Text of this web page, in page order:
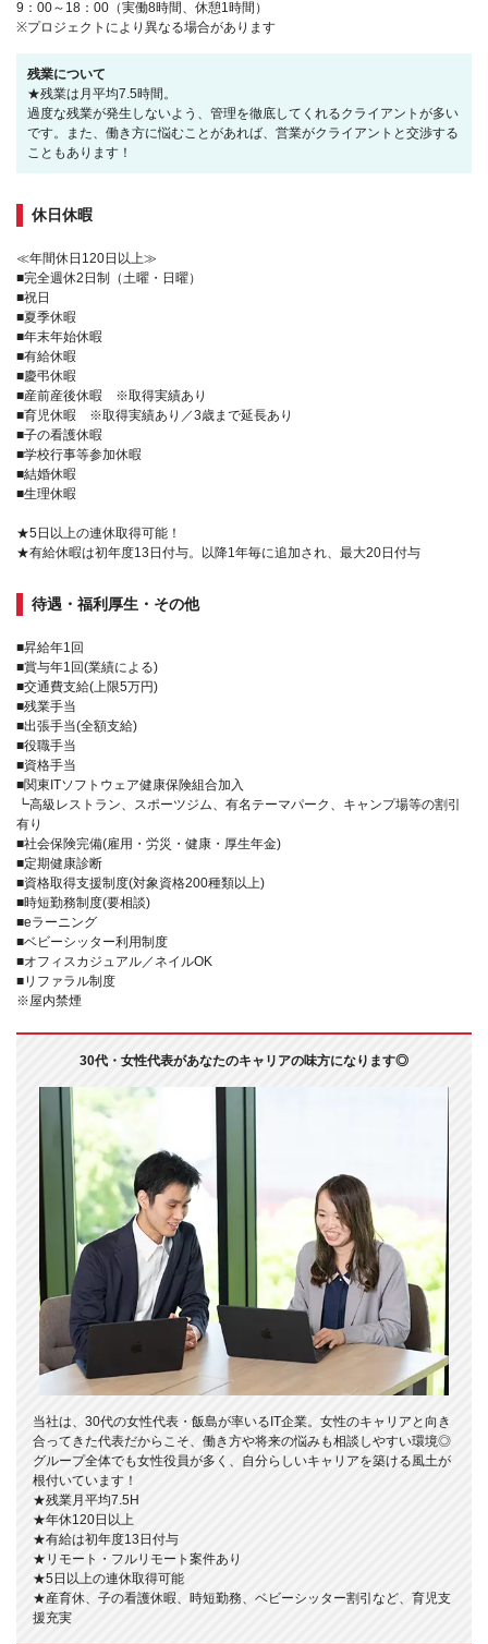
9：00～18：00（実働8時間、休憩1時間）
※プロジェクトにより異なる場合があります
残業について
★残業は月平均7.5時間。
過度な残業が発生しないよう、管理を徹底してくれるクライアントが多い
です。また、働き方に悩むことがあれば、営業がクライアントと交渉する
こともあります！
休日休暇
≪年間休日120日以上≫
■完全週休2日制（土曜・日曜）
■祝日
■夏季休暇
■年末年始休暇
■有給休暇
■慶弔休暇
■産前産後休暇 ※取得実績あり
■育児休暇 ※取得実績あり／3歳まで延長あり
■子の看護休暇
■学校行事等参加休暇
■結婚休暇
■生理休暇
★5日以上の連休取得可能！
★有給休暇は初年度13日付与。以降1年毎に追加され、最大20日付与
待遇・福利厚生・その他
■昇給年1回
■賞与年1回(業績による)
■交通費支給(上限5万円)
■残業手当
■出張手当(全額支給)
■役職手当
■資格手当
■関東ITソフトウェア健康保険組合加入
┗高級レストラン、スポーツジム、有名テーマパーク、キャンプ場等の割引
有り
■社会保険完備(雇用・労災・健康・厚生年金)
■定期健康診断
■資格取得支援制度(対象資格200種類以上)
■時短勤務制度(要相談)
■eラーニング
■ベビーシッター利用制度
■オフィスカジュアル／ネイルOK
■リファラル制度
※屋内禁煙
30代・女性代表があなたのキャリアの味方になります◎
当社は、30代の女性代表・飯島が率いるIT企業。女性のキャリアと向き
合ってきた代表だからこそ、働き方や将来の悩みも相談しやすい環境◎
グループ全体でも女性役員が多く、自分らしいキャリアを築ける風土が
根付いています！
★残業月平均7.5H
★年休120日以上
★有給は初年度13日付与
★リモート・フルリモート案件あり
★5日以上の連休取得可能
★産育休、子の看護休暇、時短勤務、ベビーシッター割引など、育児支
援充実